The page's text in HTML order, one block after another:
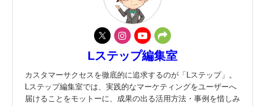
Lステップ編集室
カスタマーサクセスを徹底的に追求するのが「Lステップ」。
Lステップ編集室では、実践的なマーケティングをユーザーへ
届けることをモットーに、成果の出る活用方法・事例を惜しみ